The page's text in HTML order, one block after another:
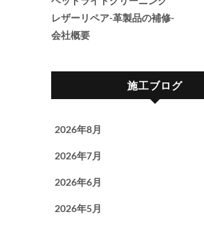
レザーリペア-革製品の補修-
会社概要
施工ブログ
2026年8月
2026年7月
2026年6月
2026年5月